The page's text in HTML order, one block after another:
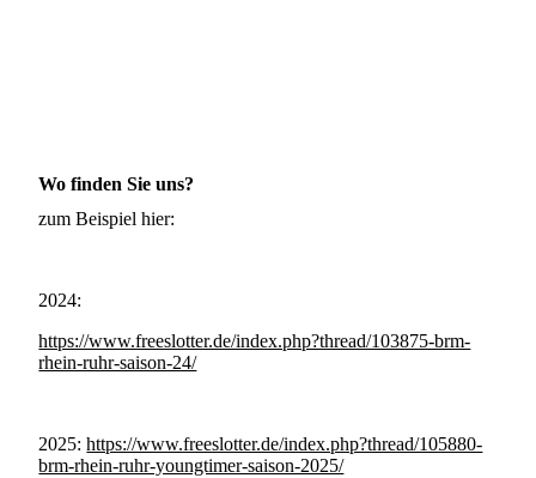
Wo finden Sie uns?
zum Beispiel hier:
2024:
https://www.freeslotter.de/index.php?thread/103875-brm-
rhein-ruhr-saison-24/
2025: https://www.freeslotter.de/index.php?thread/105880-
brm-rhein-ruhr-youngtimer-saison-2025/